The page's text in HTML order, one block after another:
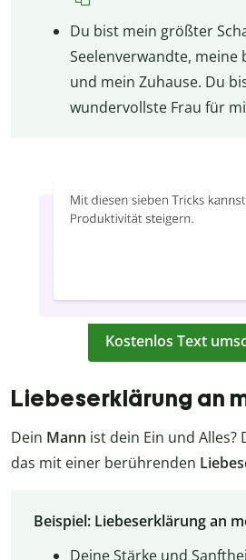
Du bist mein größter
Seelenverwandte, meine
und mein Zuhause. Du
wundervollste Frau für
Kostenlos Text
Liebeserklärung an
Dein Mann ist dein Ein und Alles?
das mit einer berührenden
Beispiel: Liebeserklärung an
Deine Stärke und